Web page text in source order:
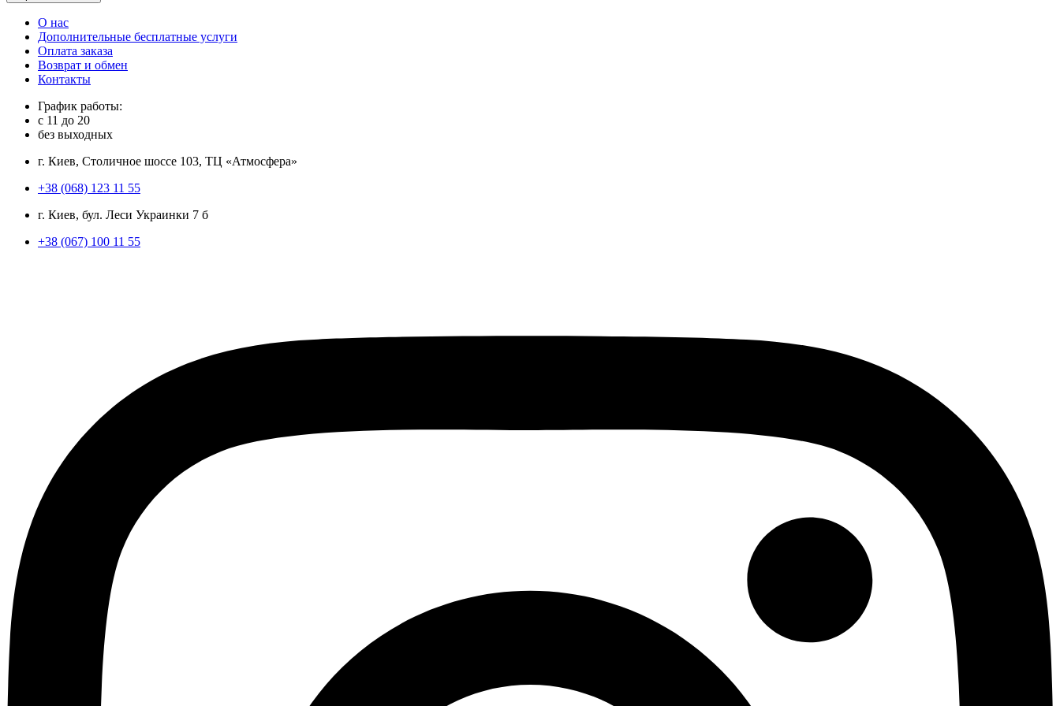
О нас
Дополнительные бесплатные услуги
Оплата заказа
Возврат и обмен
Контакты
График работы:
с 11 до 20
без выходных
г. Киев, Столичное шоссе 103, ТЦ «Атмосфера»
+38 (068) 123 11 55
г. Киев, бул. Леси Украинки 7 б
+38 (067) 100 11 55